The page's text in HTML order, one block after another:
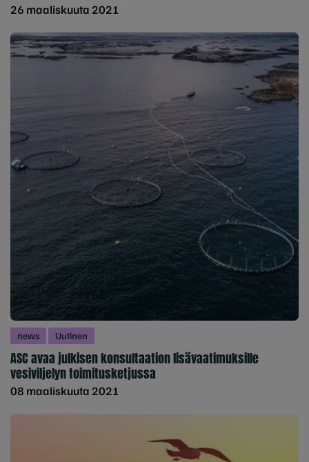
26 maaliskuuta 2021
news Uutinen
ASC avaa julkisen konsultaation lisävaatimuksille
vesiviljelyn toimitusketjussa
08 maaliskuuta 2021